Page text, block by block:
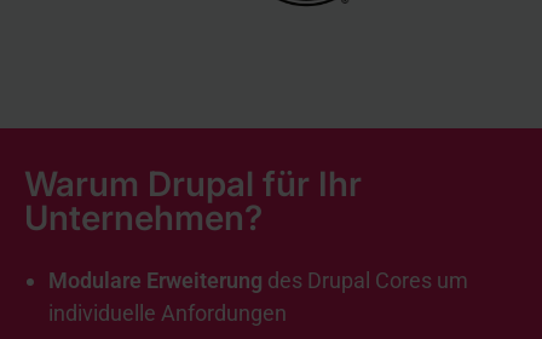
Warum Drupal für Ihr
Unternehmen?
Modulare Erweiterung des Drupal Cores um
individuelle Anfordungen